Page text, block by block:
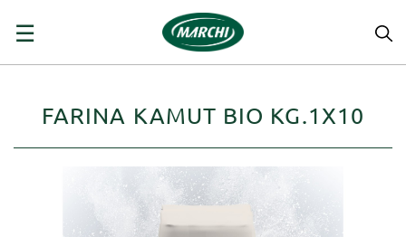
navigazione
☰
FARINA KAMUT BIO KG.1X10